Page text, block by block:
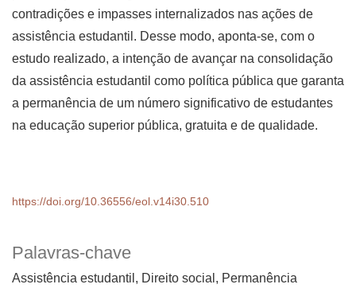
Palavras-chave
Assistência estudantil, Direito social, Permanência
contradições e impasses internalizados nas ações de
assistência estudantil. Desse modo, aponta-se, com o
estudo realizado, a intenção de avançar na consolidação
da assistência estudantil como política pública que garanta
a permanência de um número significativo de estudantes
na educação superior pública, gratuita e de qualidade.
https://doi.org/10.36556/eol.v14i30.510